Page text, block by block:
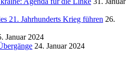
21. Jahrhunderts Krieg führen 26.
Januar 2024
24. Januar 2024